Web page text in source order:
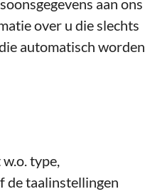
aan ons
over u die slechts
automatisch worden
type,
de taalinstellingen